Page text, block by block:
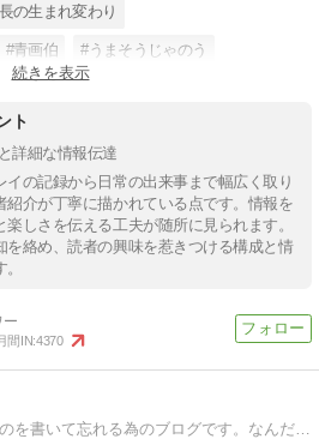
の生まれ変わり
#青画伯 #うまそうじゃのう
続きを表示
ト
詳細な情報伝達
の記録から日常の出来事まで幅広く取り
紹介が丁寧に描かれている点です。情報を
しさを伝える工夫が随所に見られます。
絡め、読者の興味を惹きつける構成と情
間IN:4370
ドラクエ10で考えたものを書いて忘れる為のブログです。なんだっけ？とモヤっとする前に書いて忘れよう忘備録！バトルの攻略記事が多めです。